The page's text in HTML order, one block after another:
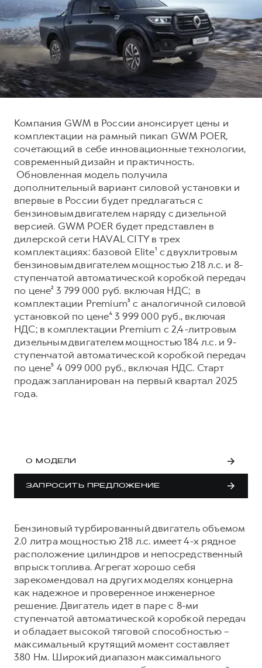
DARGO
от 3 199 000 ₽
DARGO X
от 3 499 000 ₽
F7
от 2 899 000 ₽
F7X
от 3 599 000 ₽
POER
от 3 449 000 ₽
Тест-драйв
Трейд-ин
КРЕДИТ И СТРАХОВАНИЕ
Кредитный калькулятор
Кредит
КОРПОРАТИВНЫМ КЛИЕНТАМ
Для малого бизнеса
Корпоративным клиентам
Крупным корпоративным клиентам
Система управления автопарком
Сервис для корпоративных клиентов
HAVAL Лизинг
АКСЕССУАРЫ HAVAL
Автомобильные аксессуары
Коллекция CITY
Коллекция Базовая
Коллекция Детская
СЕРВИСНОЕ ОБСЛУЖИВАНИЕ
Нулевое ТО
Программа «Помощь на дороге»
Регламенты технического обслуживания
Электронный ПТС
GWM Безопасность
Гарантия HAVAL
Мобильное приложение GWM
Программа «HAVAL Защита+»
Руководства по эксплуатации
Подписки
АКСЕССУАРЫ HAVAL
Автомобильные аксессуары
Коллекция CITY
Коллекция Базовая
Коллекция Детская
О дилере
Наша команда
Контакты
Компания GWM в России анонсирует цены и
комплектации на рамный пикап GWM POER,
сочетающий в себе инновационные технологии,
современный дизайн и практичность.
Обновленная модель получила
дополнительный вариант силовой установки и
впервые в России будет предлагаться с
бензиновым двигателем наряду с дизельной
версией. GWM POER будет представлен в
дилерской сети HAVAL CITY в трех
комплектациях: базовой Elite¹ с двухлитровым
бензиновым двигателем мощностью 218 л.с. и 8-
ступенчатой автоматической коробкой передач
по цене² 3 799 000 руб. включая НДС; в
комплектации Premium³ с аналогичной силовой
установкой по цене⁴ 3 999 000 руб., включая
НДС; в комплектации Premium с 2,4-литровым
дизельным двигателем мощностью 184 л.с. и 9-
ступенчатой автоматической коробкой передач
по цене⁵ 4 099 000 руб., включая НДС. Старт
продаж запланирован на первый квартал 2025
года.
О МОДЕЛИ
ЗАПРОСИТЬ ПРЕДЛОЖЕНИЕ
Бензиновый турбированный двигатель объемом
2.0 литра мощностью 218 л.с. имеет 4-х рядное
расположение цилиндров и непосредственный
впрыск топлива. Агрегат хорошо себя
зарекомендовал на других моделях концерна
как надежное и проверенное инженерное
решение. Двигатель идет в паре с 8-ми
ступенчатой автоматической коробкой передач
и обладает высокой тяговой способностью –
максимальный крутящий момент составляет
380 Нм. Широкий диапазон максимального